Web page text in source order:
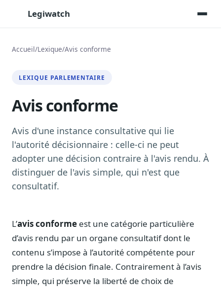
Legiwatch
Posez vos questions, réponses sourcées
Transcriptions IA
Toutes les séances AN/Sénat transcrites
Synthèses IA
Veille des matinales radio
9 interviews politiques, analysées avant 10 h
Alertes personnalisées
Notes, briefings, tableaux de bord
Fiches parlementaires
Parcours, mandats, prises de position
Registre HATVP
Cartographier l'influence sur un dossier
Accueil/Lexique/Avis conforme
LEXIQUE PARLEMENTAIRE
Avis conforme
Avis d'une instance consultative qui lie
l'autorité décisionnaire : celle-ci ne peut
adopter une décision contraire à l'avis rendu. À
distinguer de l'avis simple, qui n'est que
consultatif.
L’avis conforme est une catégorie particulière
d’avis rendu par un organe consultatif dont le
contenu s’impose à l’autorité compétente pour
prendre la décision finale. Contrairement à l’avis
simple, qui préserve la liberté de choix de